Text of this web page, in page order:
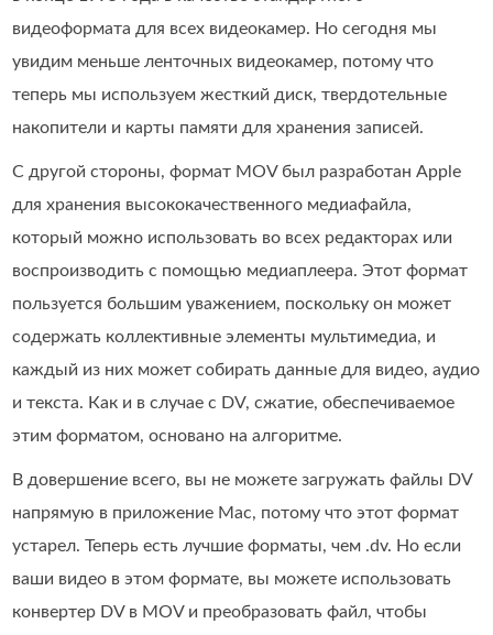
видеоформата для всех видеокамер. Но сегодня мы
увидим меньше ленточных видеокамер, потому что
теперь мы используем жесткий диск, твердотельные
накопители и карты памяти для хранения записей.
С другой стороны, формат MOV был разработан Apple
для хранения высококачественного медиафайла,
который можно использовать во всех редакторах или
воспроизводить с помощью медиаплеера. Этот формат
пользуется большим уважением, поскольку он может
содержать коллективные элементы мультимедиа, и
каждый из них может собирать данные для видео, аудио
и текста. Как и в случае с DV, сжатие, обеспечиваемое
этим форматом, основано на алгоритме.
В довершение всего, вы не можете загружать файлы DV
напрямую в приложение Mac, потому что этот формат
устарел. Теперь есть лучшие форматы, чем .dv. Но если
ваши видео в этом формате, вы можете использовать
конвертер DV в MOV и преобразовать файл, чтобы